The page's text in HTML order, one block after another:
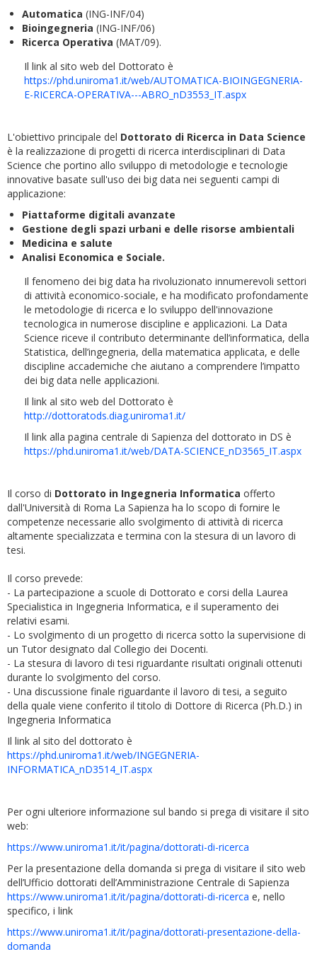
Automatica (ING-INF/04)
Bioingegneria (ING-INF/06)
Ricerca Operativa (MAT/09).
Il link al sito web del Dottorato è
https://phd.uniroma1.it/web/AUTOMATICA-BIOINGEGNERIA-
E-RICERCA-OPERATIVA---ABRO_nD3553_IT.aspx
L'obiettivo principale del Dottorato di Ricerca in Data Science
è la realizzazione di progetti di ricerca interdisciplinari di Data
Science che portino allo sviluppo di metodologie e tecnologie
innovative basate sull'uso dei big data nei seguenti campi di
applicazione:
Piattaforme digitali avanzate
Gestione degli spazi urbani e delle risorse ambientali
Medicina e salute
Analisi Economica e Sociale.
Il fenomeno dei big data ha rivoluzionato innumerevoli settori
di attività economico-sociale, e ha modificato profondamente
le metodologie di ricerca e lo sviluppo dell'innovazione
tecnologica in numerose discipline e applicazioni. La Data
Science riceve il contributo determinante dell’informatica, della
Statistica, dell’ingegneria, della matematica applicata, e delle
discipline accademiche che aiutano a comprendere l’impatto
dei big data nelle applicazioni.
Il link al sito web del Dottorato è
http://dottoratods.diag.uniroma1.it/
Il link alla pagina centrale di Sapienza del dottorato in DS è
https://phd.uniroma1.it/web/DATA-SCIENCE_nD3565_IT.aspx
Il corso di Dottorato in Ingegneria Informatica offerto
dall'Università di Roma La Sapienza ha lo scopo di fornire le
competenze necessarie allo svolgimento di attività di ricerca
altamente specializzata e termina con la stesura di un lavoro di
tesi.
Il corso prevede:
- La partecipazione a scuole di Dottorato e corsi della Laurea
Specialistica in Ingegneria Informatica, e il superamento dei
relativi esami.
- Lo svolgimento di un progetto di ricerca sotto la supervisione di
un Tutor designato dal Collegio dei Docenti.
- La stesura di lavoro di tesi riguardante risultati originali ottenuti
durante lo svolgimento del corso.
- Una discussione finale riguardante il lavoro di tesi, a seguito
della quale viene conferito il titolo di Dottore di Ricerca (Ph.D.) in
Ingegneria Informatica
Il link al sito del dottorato è
https://phd.uniroma1.it/web/INGEGNERIA-
INFORMATICA_nD3514_IT.aspx
Per ogni ulteriore informazione sul bando si prega di visitare il sito
web:
https://www.uniroma1.it/it/pagina/dottorati-di-ricerca
Per la presentazione della domanda si prega di visitare il sito web
dell’Ufficio dottorati dell’Amministrazione Centrale di Sapienza
https://www.uniroma1.it/it/pagina/dottorati-di-ricerca e, nello
specifico, i link
https://www.uniroma1.it/it/pagina/dottorati-presentazione-della-
domanda